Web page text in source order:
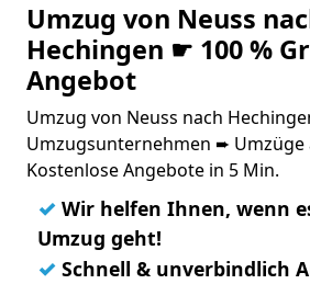
Umzug von Neuss
Hechingen ☛ 100 %
Angebot
Umzug von Neuss nach
Umzugsunternehmen ➨ Umzüge
Kostenlose Angebote in 5 Min.
✓ Wir helfen Ihnen, wenn
Umzug geht!
✓ Schnell & unverbindlich